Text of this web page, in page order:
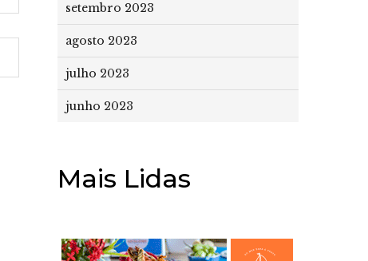
setembro 2023
agosto 2023
julho 2023
junho 2023
Mais Lidas